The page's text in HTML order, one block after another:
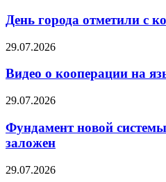
День города отметили с
29.07.2026
Видео о кооперации на
29.07.2026
Фундамент новой
заложен
29.07.2026